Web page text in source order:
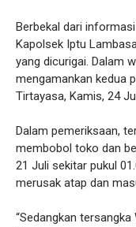
Berbekal dari
Kapolsek Iptu
yang dicurigai. Dalam
mengamankan kedua
Tirtayasa, Kamis, 24
Dalam pemeriksaan,
membobol toko dan
21 Juli sekitar pukul
merusak atap dan
“Sedangkan